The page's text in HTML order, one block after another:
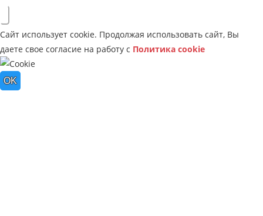
Сайт использует cookie. Продолжая использовать сайт, Вы
даете свое согласие на работу с Политика cookie
OK